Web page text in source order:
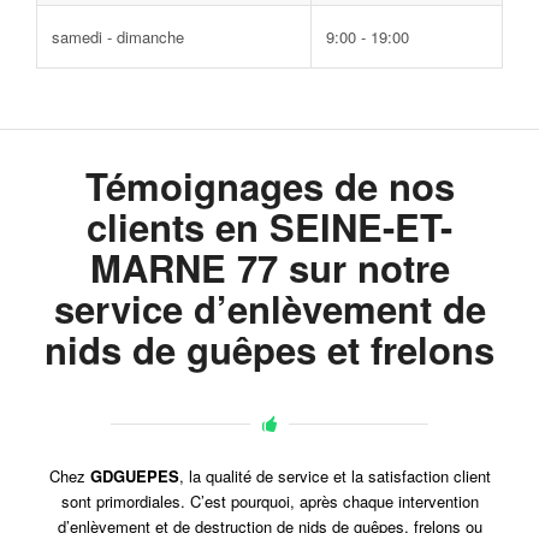
samedi - dimanche 9:00 - 19:00
Témoignages de nos
clients en SEINE-ET-
MARNE 77 sur notre
service d’enlèvement de
nids de guêpes et frelons
Chez GDGUEPES, la qualité de service et la satisfaction client
sont primordiales. C’est pourquoi, après chaque intervention
d’enlèvement et de destruction de nids de guêpes, frelons ou